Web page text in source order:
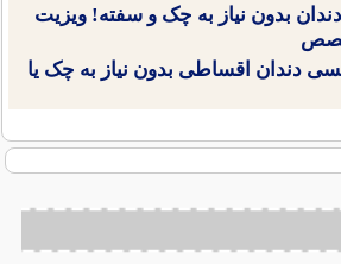
بدون نیاز به چک و سفته! ویزیت
دندان اقساطی بدون نیاز به چک یا